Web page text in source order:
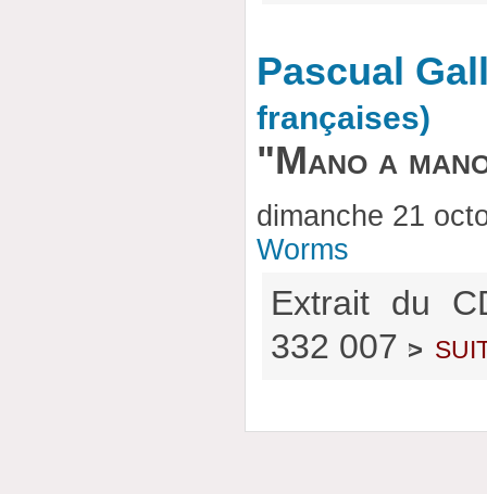
Pascual
françaises)
"Mano a
dimanche 21
Worms
Extrait du
332 007 >